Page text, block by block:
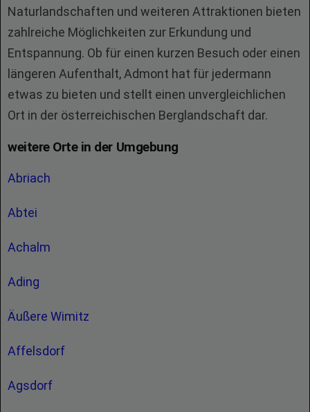
Naturlandschaften und weiteren Attraktionen bieten
zahlreiche Möglichkeiten zur Erkundung und
Entspannung. Ob für einen kurzen Besuch oder einen
längeren Aufenthalt, Admont hat für jedermann
etwas zu bieten und stellt einen unvergleichlichen
Ort in der österreichischen Berglandschaft dar.
weitere Orte in der Umgebung
Abriach
Abtei
Achalm
Ading
Äußere Wimitz
Affelsdorf
Agsdorf